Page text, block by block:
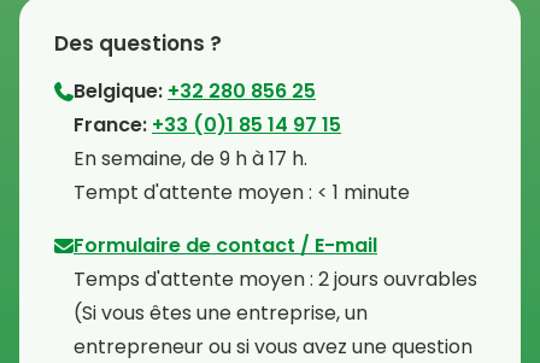
Des questions ?
Belgique: +32 280 856 25
⁠France: +33 (0)1 85 14 97 15
⁠En semaine, de 9 h à 17 h.
⁠Tempt d'attente moyen : < 1 minute
Formulaire de contact / E-mail
Temps d'attente moyen : 2 jours ouvrables
⁠(Si vous êtes une entreprise, un
entrepreneur ou si vous avez une question